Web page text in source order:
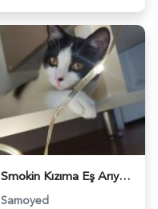
Smokin Kızıma Eş Arıyorum - 1842
Samoyed